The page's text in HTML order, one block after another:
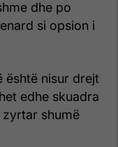
dhe po
si opsion i
është nisur drejt
edhe skuadra
zyrtar shumë